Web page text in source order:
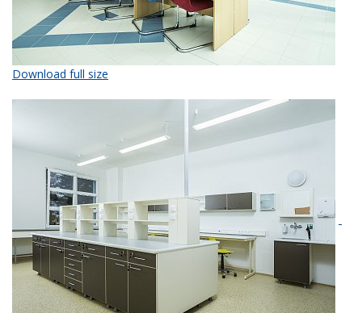
Download full size